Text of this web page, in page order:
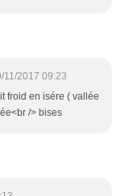
11/2017 09:23
froid en isére ( vallée
/> bises